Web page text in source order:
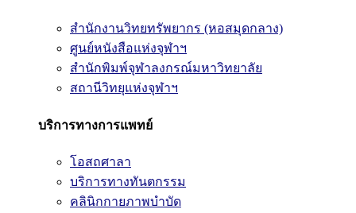
สำนักงานวิทยทรัพยากร (หอสมุดกลาง)
ศูนย์หนังสือแห่งจุฬาฯ
สำนักพิมพ์จุฬาลงกรณ์มหาวิทยาลัย
สถานีวิทยุแห่งจุฬาฯ
บริการทางการแพทย์
โอสถศาลา
บริการทางทันตกรรม
คลินิกกายภาพบำบัด